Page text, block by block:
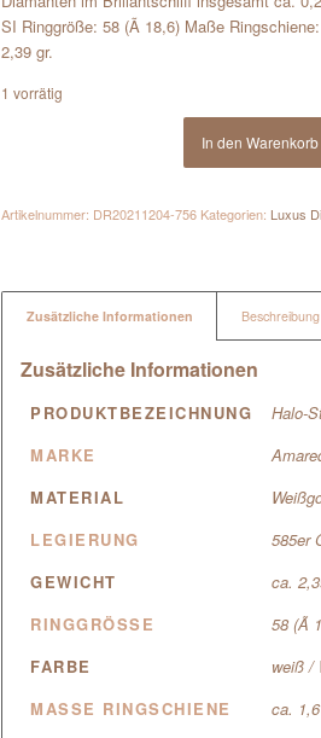
SI Ringgröße: 58 (Ã 18,6) Maße
2,39 gr.
1 vorrätig
In den Warenkorb
Artikelnummer: DR20211204-756 Kategorien: Luxus
Zusätzliche Informationen Beschreibung
Zusätzliche Informationen
PRODUKTBEZEICHNUNG
Halo-
MARKE
MATERIAL
LEGIERUNG
585er
GEWICHT
ca.
RINGGRÖSSE
58 (Ã
FARBE
weiß /
MASSE RINGSCHIENE
ca.